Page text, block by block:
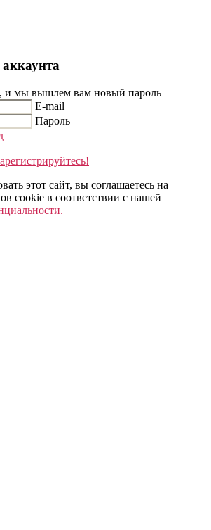
и мы вышлем вам новый пароль
E-mail
Пароль
этот сайт, вы соглашаетесь на
cookie в соответствии с нашей